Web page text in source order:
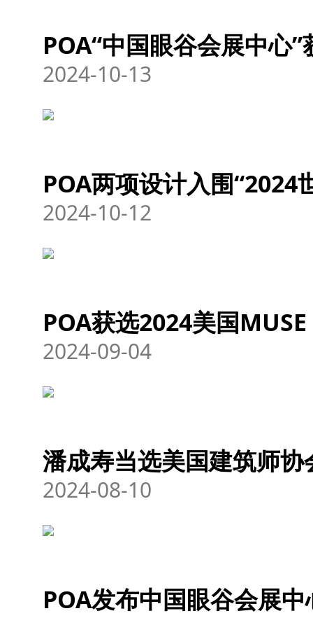
POA“中国眼谷会展中心
2024-10-13
POA两项设计入围“2024
2024-10-12
POA获选2024美国
2024-09-04
潘成寿当选美国建筑师
2024-08-10
POA发布中国眼谷会展